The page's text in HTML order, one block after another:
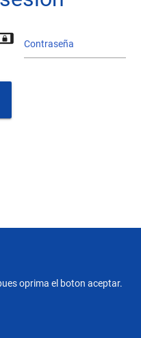
Contraseña
oprima el boton aceptar.